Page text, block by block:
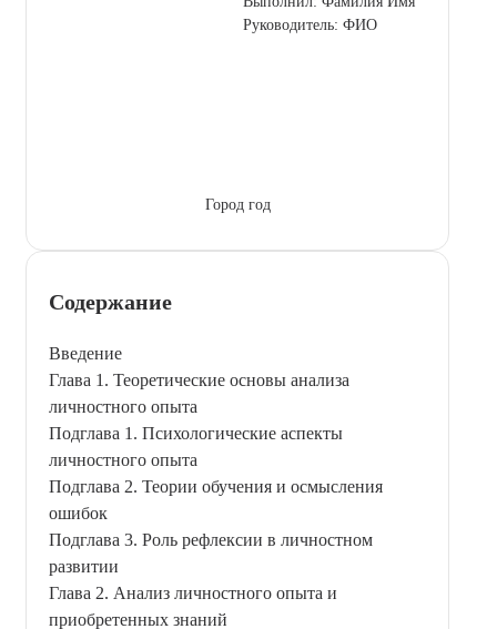
Руководитель: ФИО
Город год
Содержание
Введение
Глава 1. Теоретические основы анализа
личностного опыта
Подглава 1. Психологические аспекты
личностного опыта
Подглава 2. Теории обучения и осмысления
ошибок
Подглава 3. Роль рефлексии в личностном
развитии
Глава 2. Анализ личностного опыта и
приобретенных знаний